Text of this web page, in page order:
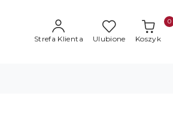
Strefa Klienta Ulubione Koszyk
0